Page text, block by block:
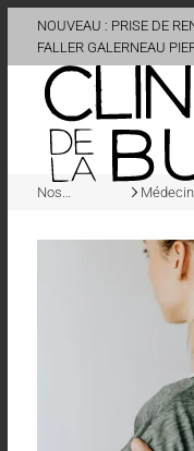
NOUVEAU : PRISE DE
FALLER GALERNEAU
Nos